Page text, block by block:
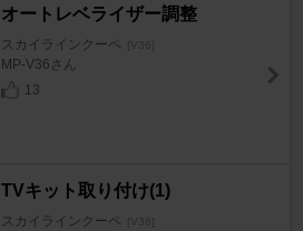
オートレベライザー調整
スカイラインクーペ [V36]
MP-V36さん
13
TVキット取り付け(1)
スカイラインクーペ [V36]